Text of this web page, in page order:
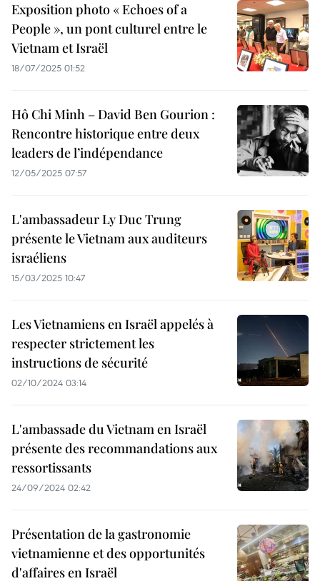
Exposition photo « Echoes of a
People », un pont culturel entre le
Vietnam et Israël
18/07/2025 01:52
Hô Chi Minh – David Ben Gourion :
Rencontre historique entre deux
leaders de l’indépendance
12/05/2025 07:57
L'ambassadeur Ly Duc Trung
présente le Vietnam aux auditeurs
israéliens
15/03/2025 10:47
Les Vietnamiens en Israël appelés à
respecter strictement les
instructions de sécurité
02/10/2024 03:14
L'ambassade du Vietnam en Israël
présente des recommandations aux
ressortissants
24/09/2024 02:42
Présentation de la gastronomie
vietnamienne et des opportunités
d'affaires en Israël